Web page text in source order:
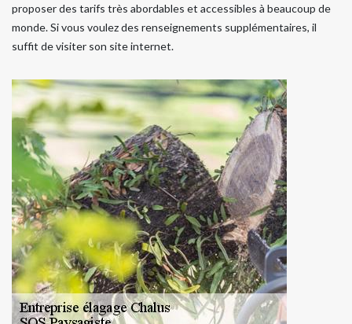
proposer des tarifs très abordables et accessibles à beaucoup de
monde. Si vous voulez des renseignements supplémentaires, il
suffit de visiter son site internet.